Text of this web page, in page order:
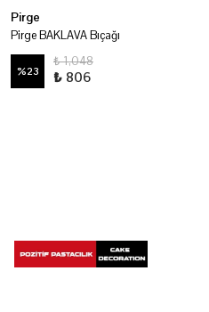
Pirge
Pirge BAKLAVA Bıçağı
%23
₺ 1,048
₺ 806